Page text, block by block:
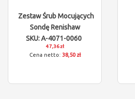
Zestaw Śrub Mocujących
Sondę Renishaw
SKU: A-4071-0060
47,36 zł
38,50 zł